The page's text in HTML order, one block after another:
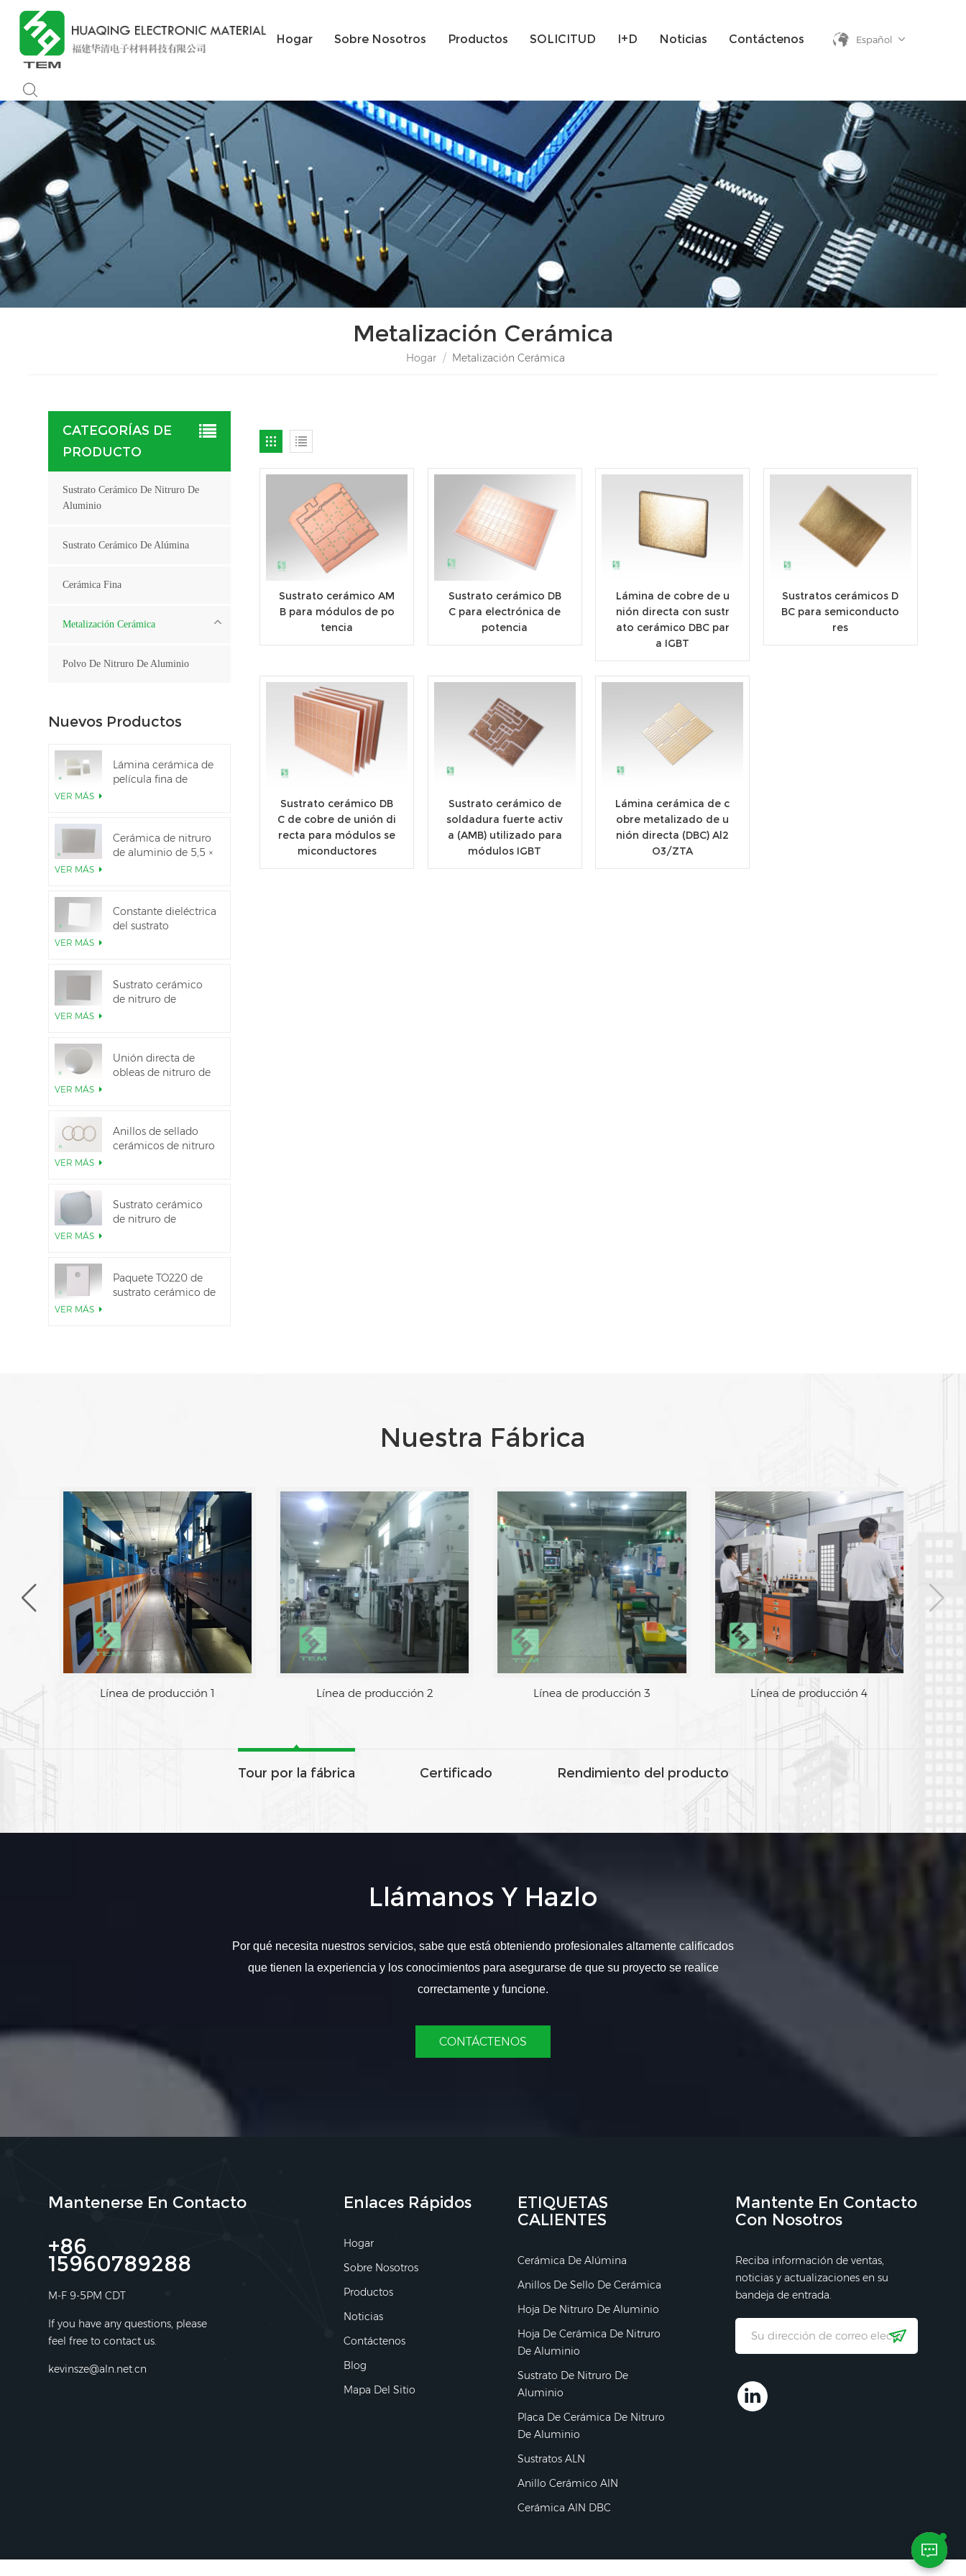
Hogar Sobre Nosotros Productos SOLICITUD I+D Noticias Contáctenos Español
Metalización Cerámica
Hogar / Metalización Cerámica
Sustrato cerámico AM
B para módulos de po
tencia
Sustrato cerámico DB
C para electrónica de
potencia
Lámina de cobre de u
nión directa con sustr
ato cerámico DBC par
a IGBT
Sustratos cerámicos D
BC para semiconducto
res
Sustrato cerámico DB
C de cobre de unión di
recta para módulos se
miconductores
Sustrato cerámico de
soldadura fuerte activ
a (AMB) utilizado para
módulos IGBT
Lámina cerámica de c
obre metalizado de u
nión directa (DBC) Al2
O3/ZTA
CATEGORÍAS DE
PRODUCTO
Sustrato Cerámico De Nitruro De
Aluminio
Sustrato Cerámico De Alúmina
Cerámica Fina
Metalización Cerámica
Polvo De Nitruro De Aluminio
Nuevos Productos
Lámina cerámica de
película fina de
VER MÁS
Cerámica de nitruro
de aluminio de 5,5 ×
VER MÁS
Constante dieléctrica
del sustrato
VER MÁS
Sustrato cerámico
de nitruro de
VER MÁS
Unión directa de
obleas de nitruro de
VER MÁS
Anillos de sellado
cerámicos de nitruro
VER MÁS
Sustrato cerámico
de nitruro de
VER MÁS
Paquete TO220 de
sustrato cerámico de
VER MÁS
Nuestra Fábrica
Línea de producción 1 Línea de producción 2 Línea de producción 3 Línea de producción 4
Tour por la fábrica Certificado Rendimiento del producto
Llámanos Y Hazlo
Por qué necesita nuestros servicios, sabe que está obteniendo profesionales altamente calificados
que tienen la experiencia y los conocimientos para asegurarse de que su proyecto se realice
correctamente y funcione.
CONTÁCTENOS
Mantenerse En Contacto
+86
15960789288
M-F 9-5PM CDT
If you have any questions, please
feel free to contact us.
kevinsze@aln.net.cn
Enlaces Rápidos
Hogar
Sobre Nosotros
Productos
Noticias
Contáctenos
Blog
Mapa Del Sitio
ETIQUETAS
CALIENTES
Cerámica De Alúmina
Anillos De Sello De Cerámica
Hoja De Nitruro De Aluminio
Hoja De Cerámica De Nitruro
De Aluminio
Sustrato De Nitruro De
Aluminio
Placa De Cerámica De Nitruro
De Aluminio
Sustratos ALN
Anillo Cerámico AlN
Cerámica AlN DBC
Mantente En Contacto
Con Nosotros
Reciba información de ventas,
noticias y actualizaciones en su
bandeja de entrada.